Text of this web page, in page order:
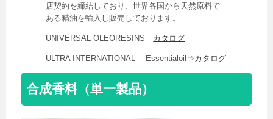
店契約を締結しており、世界各国から天然原料で
ある精油を輸入し販売しております。
UNIVERSAL OLEORESINS カタログ
ULTRA INTERNATIONAL Essentialoil⇒カタログ
合成香料（単一製品）